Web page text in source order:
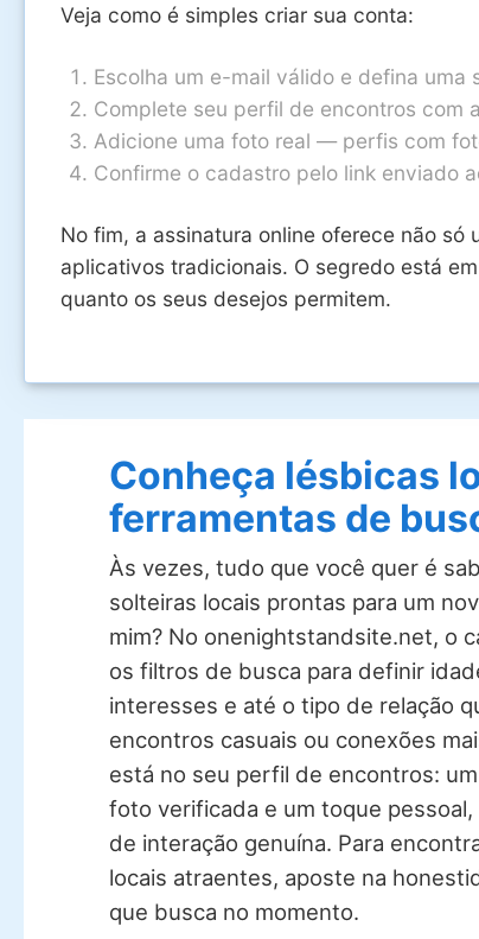
Veja como é simples criar sua conta:
Escolha um e-mail válido e defina uma
Complete seu perfil de encontros com
Adicione uma foto real — perfis com
Confirme o cadastro pelo link enviado
No fim, a assinatura online oferece não
aplicativos tradicionais. O segredo está
quanto os seus desejos permitem.
Conheça lésbicas
ferramentas de
Às vezes, tudo que você quer é
solteiras locais prontas para um
mim? No onenightstandsite.net, o
os filtros de busca para definir
interesses e até o tipo de relação
encontros casuais ou conexões
está no seu perfil de encontros:
foto verificada e um toque pessoal,
de interação genuína. Para
locais atraentes, aposte na
que busca no momento.